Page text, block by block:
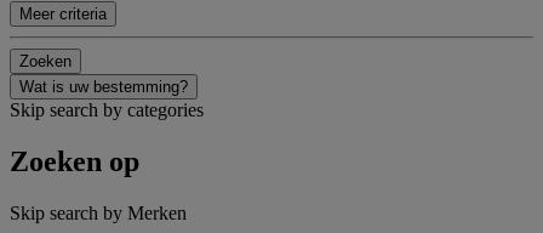
Meer criteria
Zoeken
Wat is uw bestemming?
Skip search by categories
Zoeken op
Skip search by Merken